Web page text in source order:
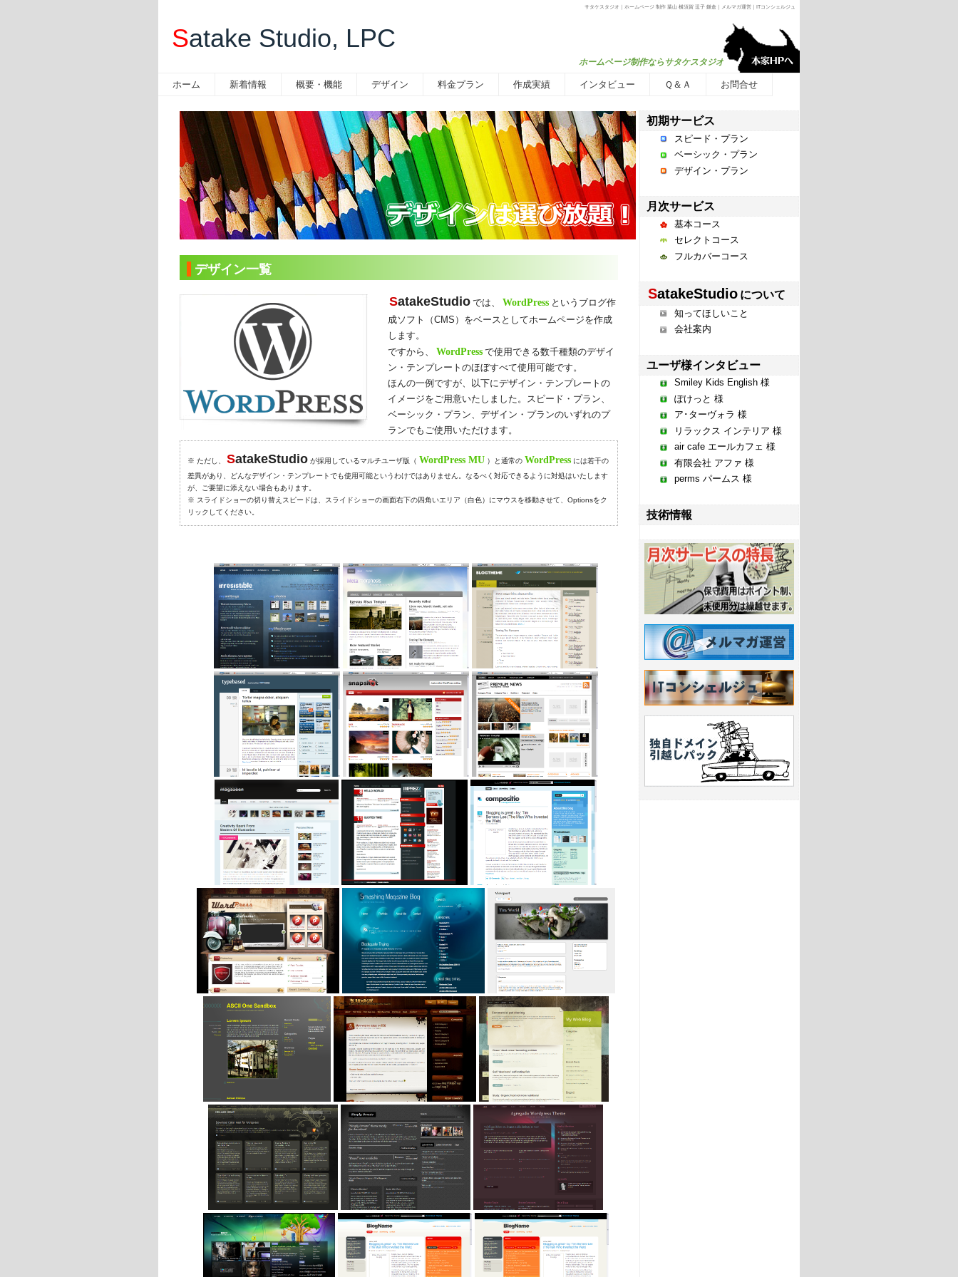
サタケスタジオ｜ホームページ 制作 葉山 横須賀 逗子 鎌倉｜メルマガ運営｜ITコンシェルジュ
Satake Studio, LPC
ホームページ制作ならサタケスタジオへ
ホーム 新着情報 概要・機能 デザイン 料金プラン 作成実績 インタビュー Ｑ＆Ａ お問合せ
デザイン一覧
SatakeStudio では、 WordPress というブログ作
成ソフト（CMS）をベースとしてホームページを作成
します。
ですから、
WordPress で使用できる数千種類のデザイ
ン・テンプレートのほぼすべて使用可能です。
ほんの一例ですが、以下にデザイン・テンプレートの
イメージをご用意いたしました。スピード・プラン、
ベーシック・プラン、デザイン・プランのいずれのプ
ランでもご使用いただけます。
※ ただし、 SatakeStudio が採用しているマルチユーザ版（ WordPress MU ）と通常の WordPress には若干の
差異があり、どんなデザイン・テンプレートでも使用可能というわけではありません。なるべく対応できるように対処はいたします
が、ご要望に添えない場合もあります。
※ スライドショーの切り替えスピードは、スライドショーの画面右下の四角いエリア（白色）にマウスを移動させて、Optionsをク
リックしてください。
初期サービス
スピード・プラン
ベーシック・プラン
デザイン・プラン
月次サービス
基本コース
セレクトコース
フルカバーコース
SatakeStudio について
知ってほしいこと
会社案内
ユーザ様インタビュー
Smiley Kids English 様
ぽけっと 様
ア･ターヴォラ 様
リラックス インテリア 様
air cafe エールカフェ 様
有限会社 アファ 様
perms パームス 様
技術情報